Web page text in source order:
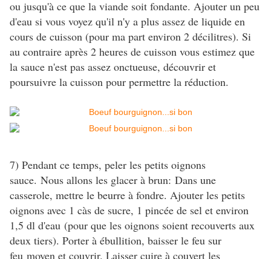
ou jusqu'à ce que la viande soit fondante. Ajouter un peu
d'eau si vous voyez qu'il n'y a plus assez de liquide en
cours de cuisson (pour ma part environ 2 décilitres). Si
au contraire après 2 heures de cuisson vous estimez que
la sauce n'est pas assez onctueuse, découvrir et
poursuivre la cuisson pour permettre la réduction.
7) Pendant ce temps, peler les petits oignons
sauce. Nous allons les glacer à brun: Dans une
casserole, mettre le beurre à fondre. Ajouter les petits
oignons avec 1 càs de sucre, 1 pincée de sel et environ
1,5 dl d'eau (pour que les oignons soient recouverts aux
deux tiers). Porter à ébullition, baisser le feu sur
feu moyen et couvrir. Laisser cuire à couvert les